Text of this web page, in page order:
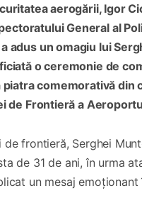
aerogării, Igor
General al
adus un omagiu lui
o ceremonie de
comemorativă din
de Frontieră a
frontieră, Serghei
de 31 de ani, în urma
un mesaj emoționant